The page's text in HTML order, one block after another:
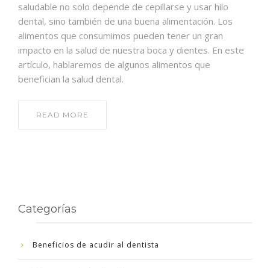
saludable no solo depende de cepillarse y usar hilo
dental, sino también de una buena alimentación. Los
alimentos que consumimos pueden tener un gran
impacto en la salud de nuestra boca y dientes. En este
artículo, hablaremos de algunos alimentos que
benefician la salud dental.
READ MORE
Categorías
Beneficios de acudir al dentista